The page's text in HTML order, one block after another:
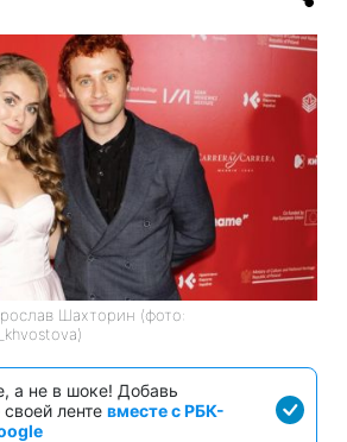
Шахторин (фото:
а не в шоке! Добавь
ленте вместе с РБК-